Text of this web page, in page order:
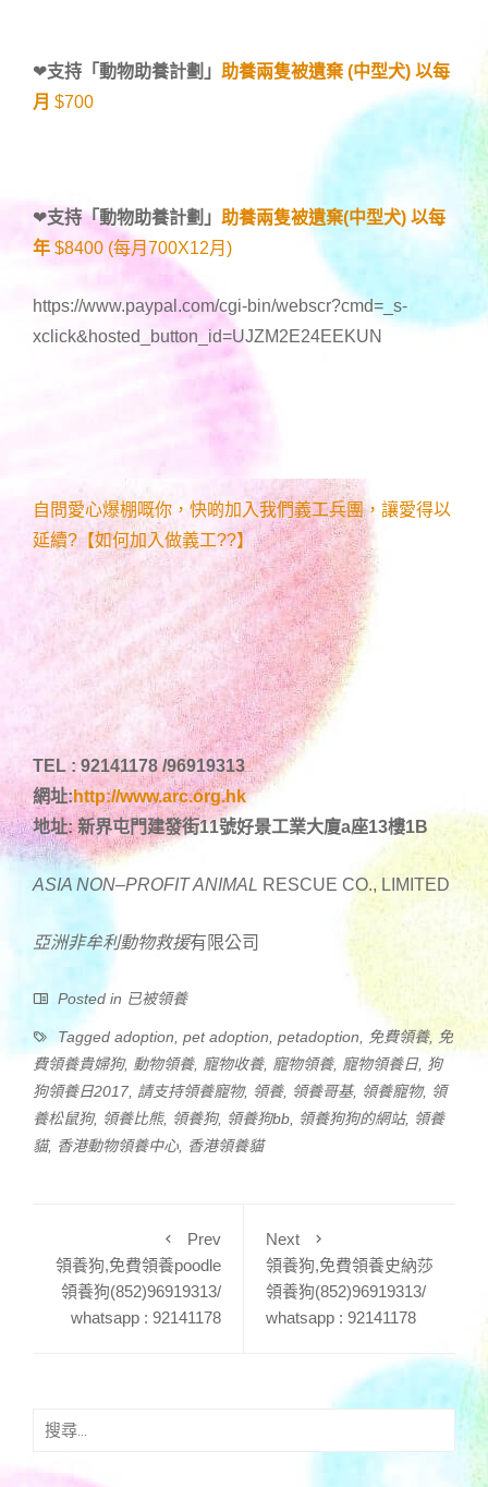
❤支持「動物助養計劃 」 助養兩隻被遺棄 (中型犬) 以每
月 $700
❤支持「動物助養計劃 」 助養兩隻被遺棄(中型犬) 以每
年 $8400 (每月700X12月)
https://www.paypal.com/cgi-bin/webscr?cmd=_s-
xclick&hosted_button_id=UJZM2E24EEKUN
自問愛心爆棚嘅你，快啲加入我們義工兵團，讓愛得以
延續?【如何加入做義工??】
TEL : 92141178 /96919313
網址:http://www.arc.org.hk
地址: 新界屯門建發街11號好景工業大廈a座13樓1B
ASIA NON–PROFIT ANIMAL RESCUE CO., LIMITED
亞洲非牟利動物救援有限公司
Posted in 已被領養
Tagged adoption pet adoption petadoption 免費領養, 免
費領養貴婦狗, 動物領養, 寵物收養, 寵物領養, 寵物領養日, 狗
狗領養日2017 請支持領養寵物, 領養, 領養哥基, 領養寵物, 領
養松鼠狗, 領養比熊, 領養狗, 領養狗bb 領養狗狗的網站, 領養
貓, 香港動物領養中心 香港領養貓
Prev
領養狗,免費領養poodle
領養狗(852)96919313/
whatsapp : 92141178
Next
領養狗,免費領養史納莎
領養狗(852)96919313/
whatsapp : 92141178
搜